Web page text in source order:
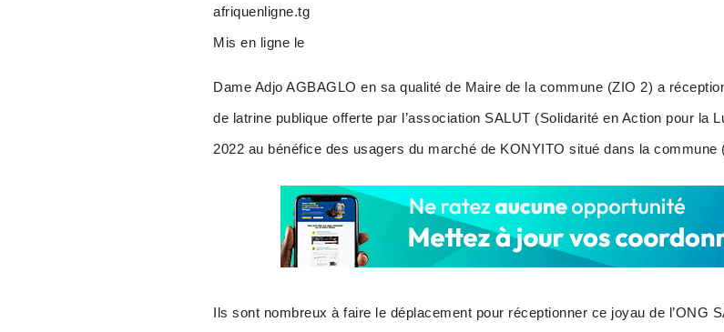
afriquenligne.tg
Mis en ligne le
Dame Adjo AGBAGLO en sa qualité de Maire de la commune (ZIO 2) a
de latrine publique offerte par l’association SALUT (Solidarité en Action pour la
2022 au bénéfice des usagers du marché de KONYITO situé dans la commune
Ils sont nombreux à faire le déplacement pour réceptionner ce joyau de l’ONG